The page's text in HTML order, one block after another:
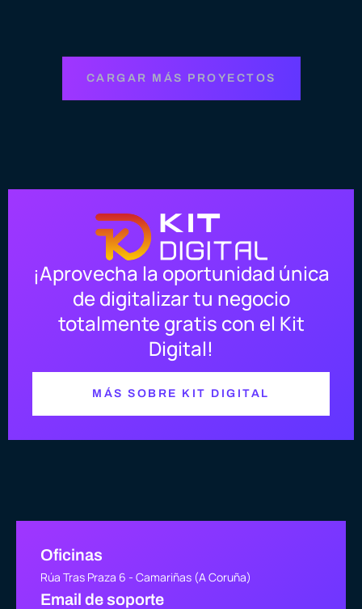
CARGAR MÁS PROYECTOS
¡Aprovecha la oportunidad única
de digitalizar tu negocio
totalmente gratis con el Kit
Digital!
MÁS SOBRE KIT DIGITAL
Oficinas
Rúa Tras Praza 6 - Camariñas (A Coruña)
Email de soporte